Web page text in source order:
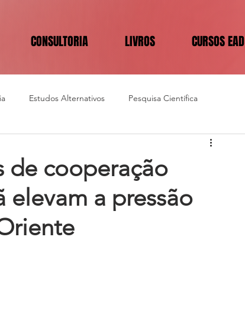
CONSULTORIA LIVROS CURSOS EAD
Estudos Alternativos Pesquisa Científica
de cooperação
elevam a pressão
Rutledge